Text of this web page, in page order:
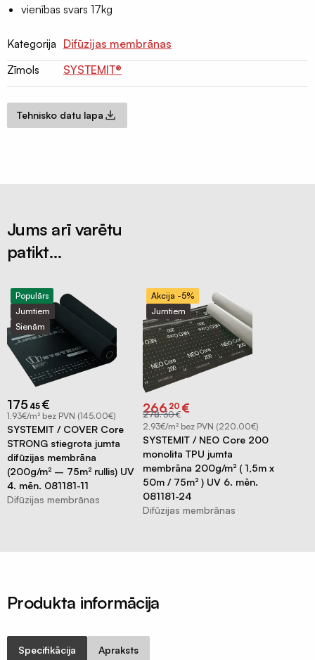
vienības svars 17kg
Kategorija Difūzijas membrānas
Zīmols
SYSTEMIT®
Tehnisko datu lapa
Jums arī varētu
patikt…
Populārs
Jumtiem
Sienām
€
175 45
1,93€/m² bez PVN (145.00€)
SYSTEMIT / COVER Core
STRONG stiegrota jumta
difūzijas membrāna
(200g/m² – 75m² rullis) UV
4. mēn. 081181-11
Difūzijas membrānas
Akcija -5%
Jumtiem
€
278.30
Original
price
was:
€278.30.
€
266 20
Current
price
is:
€266.20.
2,93€/m² bez PVN (220.00€)
SYSTEMIT / NEO Core 200
monolita TPU jumta
membrāna 200g/m² ( 1,5m x
50m / 75m² ) UV 6. mēn.
081181-24
Difūzijas membrānas
Produkta informācija
Specifikācija Apraksts
Grauzēju
un
profili
Insektu
sieti
ALU/HD-
Ventilācijas
sistēmas
un
kolektori
Ventilācijas
difuzori
Ventilācijas
restes
Nosūce
un
pieplūdes
vārsti
Difuzora
pieslēgumu
Decentralizēta
Kondicionieri
un